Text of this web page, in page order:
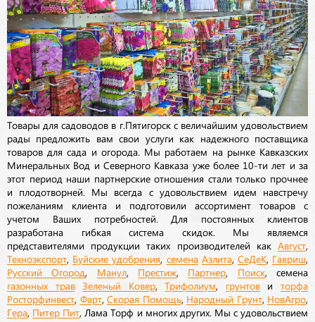
Товары для садоводов в г.Пятигорск с величайшим удовольствием
рады предложить вам свои услуги как надежного поставщика
товаров для сада и огорода. Мы работаем на рынке Кавказских
Минеральных Вод и Северного Кавказа уже более 10-ти лет и за
этот период наши партнерские отношения стали только прочнее
и плодотворней. Мы всегда с удовольствием идем навстречу
пожеланиям клиента и подготовили ассортимент товаров с
учетом Ваших потребностей. Для постоянных клиентов
разработана гибкая система скидок. Мы являемся
представителями продукции таких производителей как Август
Техноэкспорт Буйские удобрения семена Аэлита, СеДеК Гавриш
Русский Огород Манул, Престиж Партнер Поиск, семена
газонных трав Зеленый Ковер,Трифолиум грунтовиторфа
Росторфинвест Фарт, Скорая Помощь Народный Грунт, НовАгро
Гера Питер Пит , Лама Торф и многих других. Мы с удовольствием